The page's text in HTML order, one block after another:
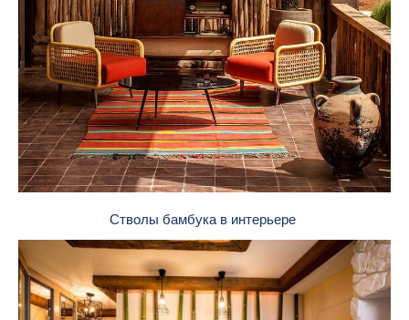
Стволы бамбука в интерьере